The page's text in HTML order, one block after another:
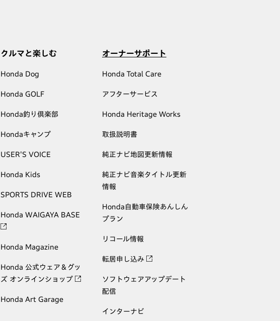
クルマと楽しむ
Honda Dog
Honda GOLF
Honda釣り倶楽部
Hondaキャンプ
USER'S VOICE
Honda Kids
SPORTS DRIVE WEB
Honda WAIGAYA BASE
Honda Magazine
Honda 公式ウェア＆グッ
ズ オンラインショップ
Honda Art Garage
オーナーサポート
Honda Total Care
アフターサービス
Honda Heritage Works
取扱説明書
純正ナビ地図更新情報
純正ナビ音楽タイトル更新
情報
Honda自動車保険あんしん
プラン
リコール情報
転居申し込み
ソフトウェアアップデート
配信
インターナビ